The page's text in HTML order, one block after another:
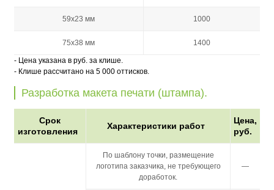
59х23 мм 1000
75х38 мм 1400
- Цена указана в руб. за клише.
- Клише рассчитано на 5 000 оттисков.
Разработка макета печати (штампа).
Срок
изготовления
Характеристики работ
Цена,
руб.
По шаблону точки, размещение
логотипа заказчика, не требующего
доработок.
—